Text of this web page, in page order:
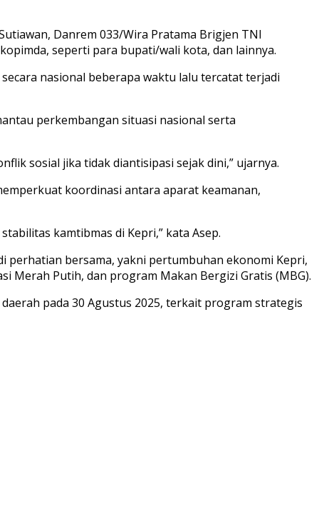
Danrem 033/Wira Pratama Brigjen TNI
seperti para bupati/wali kota, dan lainnya.
nasional beberapa waktu lalu tercatat terjadi
perkembangan situasi nasional serta
sosial jika tidak diantisipasi sejak dini,” ujarnya.
koordinasi antara aparat keamanan,
kamtibmas di Kepri,” kata Asep.
perhatian bersama, yakni pertumbuhan ekonomi Kepri,
Merah Putih, dan program Makan Bergizi Gratis (MBG).
pada 30 Agustus 2025, terkait program strategis